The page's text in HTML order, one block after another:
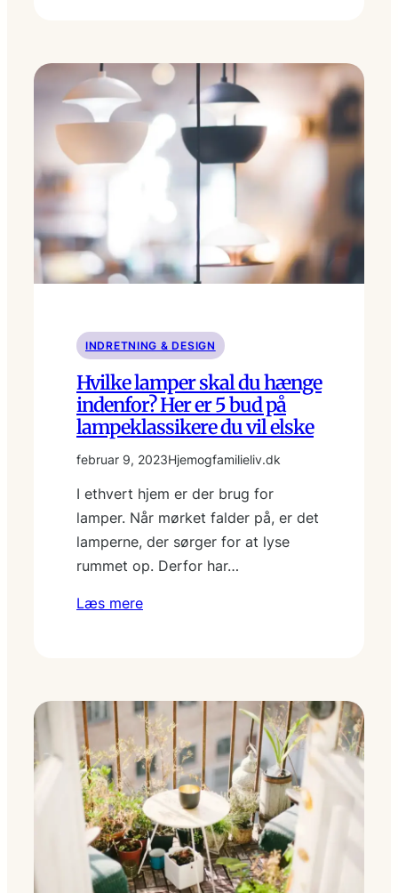
INDRETNING & DESIGN
Hvilke lamper skal du hænge
indenfor? Her er 5 bud på
lampeklassikere du vil elske
februar 9, 2023Hjemogfamilieliv.dk
I ethvert hjem er der brug for
lamper. Når mørket falder på, er det
lamperne, der sørger for at lyse
rummet op. Derfor har…
Læs mere